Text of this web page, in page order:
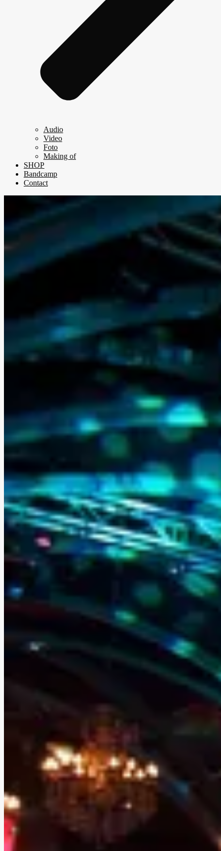
Audio
Video
Foto
Making of
SHOP
Bandcamp
Contact